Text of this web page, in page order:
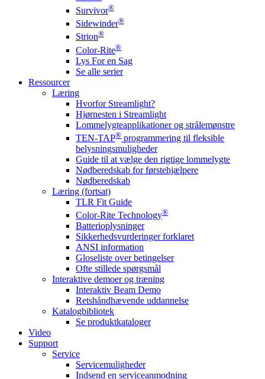
Survivor®
Sidewinder®
Strion®
Color-Rite®
Lys For en Sag
Se alle serier
Ressourcer
Læring
Hvorfor Streamlight?
Hjørnesten i Streamlight
Lommelygteapplikationer og strålemønstre
TEN-TAP® programmering til fleksible
belysningsmuligheder
Guide til at vælge den rigtige lommelygte
Nødberedskab for førstehjælpere
Nødberedskab
Læring (fortsat)
TLR Fit Guide
Color-Rite Technology®
Batterioplysninger
Sikkerhedsvurderinger forklaret
ANSI information
Gloseliste over betingelser
Ofte stillede spørgsmål
Interaktive demoer og træning
Interaktiv Beam Demo
Retshåndhævende uddannelse
Katalogbibliotek
Se produktkataloger
Video
Support
Service
Servicemuligheder
Indsend en serviceanmodning